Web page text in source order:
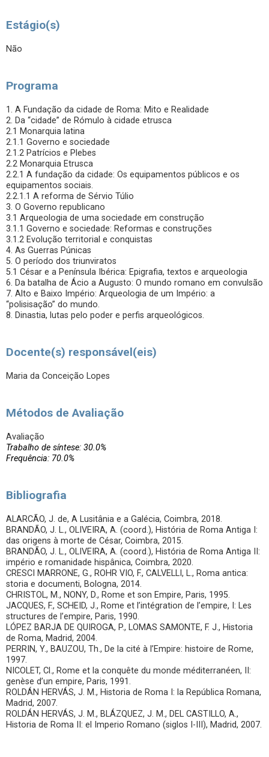
Estágio(s)
Não
Programa
1. A Fundação da cidade de Roma: Mito e Realidade
2. Da “cidade” de Rómulo à cidade etrusca
2.1 Monarquia latina
2.1.1 Governo e sociedade
2.1.2 Patrícios e Plebes
2.2 Monarquia Etrusca
2.2.1 A fundação da cidade: Os equipamentos públicos e os
equipamentos sociais.
2.2.1.1 A reforma de Sérvio Túlio
3. O Governo republicano
3.1 Arqueologia de uma sociedade em construção
3.1.1 Governo e sociedade: Reformas e construções
3.1.2 Evolução territorial e conquistas
4. As Guerras Púnicas
5. O período dos triunviratos
5.1 César e a Península Ibérica: Epigrafia, textos e arqueologia
6. Da batalha de Ácio a Augusto: O mundo romano em convulsão
7. Alto e Baixo Império: Arqueologia de um Império: a
“polisisação” do mundo.
8. Dinastia, lutas pelo poder e perfis arqueológicos.
Docente(s) responsável(eis)
Maria da Conceição Lopes
Métodos de Avaliação
Avaliação
Trabalho de síntese: 30.0%
Frequência: 70.0%
Bibliografia
ALARCÃO, J. de, A Lusitânia e a Galécia, Coimbra, 2018.
BRANDÃO, J. L., OLIVEIRA, A. (coord.), História de Roma Antiga I:
das origens à morte de César, Coimbra, 2015.
BRANDÃO, J. L., OLIVEIRA, A. (coord.), História de Roma Antiga II:
império e romanidade hispânica, Coimbra, 2020.
CRESCI MARRONE, G., ROHR VIO, F., CALVELLI, L., Roma antica:
storia e documenti, Bologna, 2014.
CHRISTOL, M., NONY, D., Rome et son Empire, Paris, 1995.
JACQUES, F., SCHEID, J., Rome et l’intégration de l’empire, I: Les
structures de l’empire, Paris, 1990.
LÓPEZ BARJA DE QUIROGA, P., LOMAS SAMONTE, F. J., Historia
de Roma, Madrid, 2004.
PERRIN, Y., BAUZOU, Th., De la cité à l’Empire: histoire de Rome,
1997.
NICOLET, Cl., Rome et la conquête du monde méditerranéen, II:
genèse d’un empire, Paris, 1991.
ROLDÁN HERVÁS, J. M., Historia de Roma I: la República Romana,
Madrid, 2007.
ROLDÁN HERVÁS, J. M., BLÁZQUEZ, J. M., DEL CASTILLO, A.,
Historia de Roma II: el Imperio Romano (siglos I-III), Madrid, 2007.